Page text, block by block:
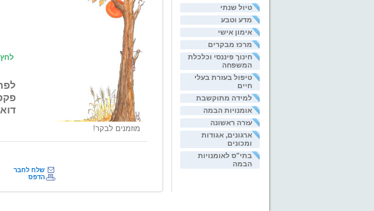
טיול שנתי
מדע וטבע
אימון אישי
מרכז מבקרים
חינוך פיננסי וכלכלת
המשפחה
טיפול בעזרת בעלי
חיים
למידה מתוקשבת
אומנויות הבמה
עזרה ראשונה
ארגונים, אגודות
ומכונים
בתי"ס לאומנויות
הבמה
פקס:
מוזמנים לבקר!
שלח לחבר
הדפס